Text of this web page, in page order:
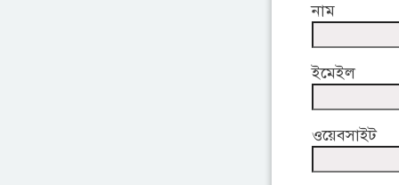
নাম
ইমেইল
ওয়েবসাইট